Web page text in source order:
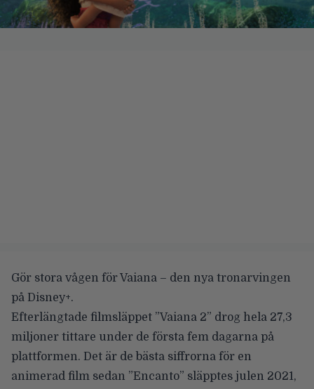
Gör stora vågen för Vaiana – den nya tronarvingen
på Disney+.
Efterlängtade filmsläppet ”Vaiana 2” drog hela 27,3
miljoner tittare under de första fem dagarna på
plattformen. Det är de bästa siffrorna för en
animerad film sedan ”Encanto” släpptes julen 2021,